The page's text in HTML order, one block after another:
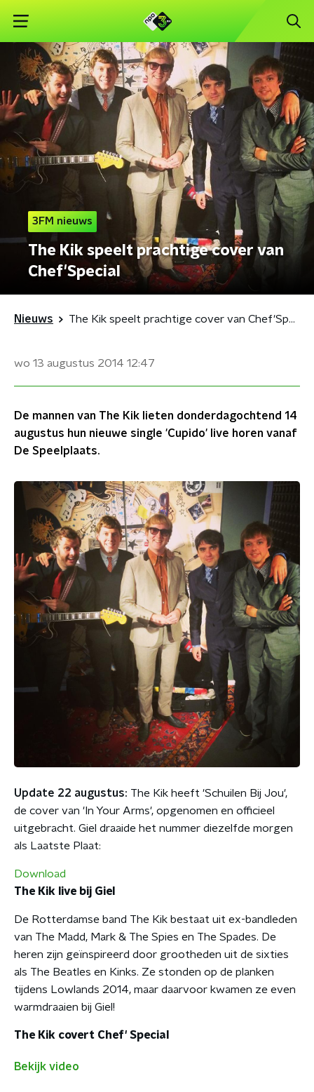
3FM nieuws
The Kik speelt prachtige cover van
Chef'Special
Nieuws The Kik speelt prachtige cover van Chef'Special
wo 13 augustus 2014 12:47
De mannen van The Kik lieten donderdagochtend 14
augustus hun nieuwe single 'Cupido' live horen vanaf
De Speelplaats.
Update 22 augustus: The Kik heeft 'Schuilen Bij Jou',
de cover van 'In Your Arms', opgenomen en officieel
uitgebracht. Giel draaide het nummer diezelfde morgen
als Laatste Plaat:
Download
The Kik live bij Giel
De Rotterdamse band The Kik bestaat uit ex-bandleden
van The Madd, Mark & The Spies en The Spades. De
heren zijn geïnspireerd door grootheden uit de sixties
als The Beatles en Kinks. Ze stonden op de planken
tijdens Lowlands 2014, maar daarvoor kwamen ze even
warmdraaien bij Giel!
The Kik covert Chef' Special
Bekijk video